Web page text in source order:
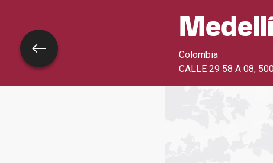
Colombia
CALLE 29 58 A 08,
Torna indietro